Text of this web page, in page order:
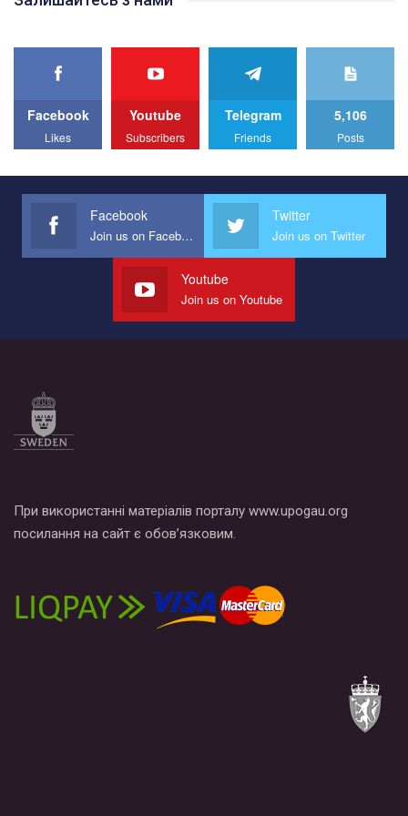
best video, representing programme for the development of
We appeal to your support and ask to help us implement our plan
All you have to do is to press "Like" below the video.
Эмоционально сильный ролик от команды "Гей-альянс
представляющий программу развития организации.
Мы просим вас поддержать нас и помочь нам реализовать
наш план по борьбе с насилием и дискриминацией на почве
СОГИ в Украине.
Все, что вам нужно сделать - это зайти на наш канал YouTube
по этой ссылке и поставить лайк под видео.
Facebook
Likes
Youtube
Subscribers
Telegram
Friends
5,106
Posts
Facebook
Join us on Facebook
Twitter
Join us on Twitter
Youtube
Join us on Youtube
При використанні матеріалів порталу www.upogau.org
посилання на сайт є обов’язковим.